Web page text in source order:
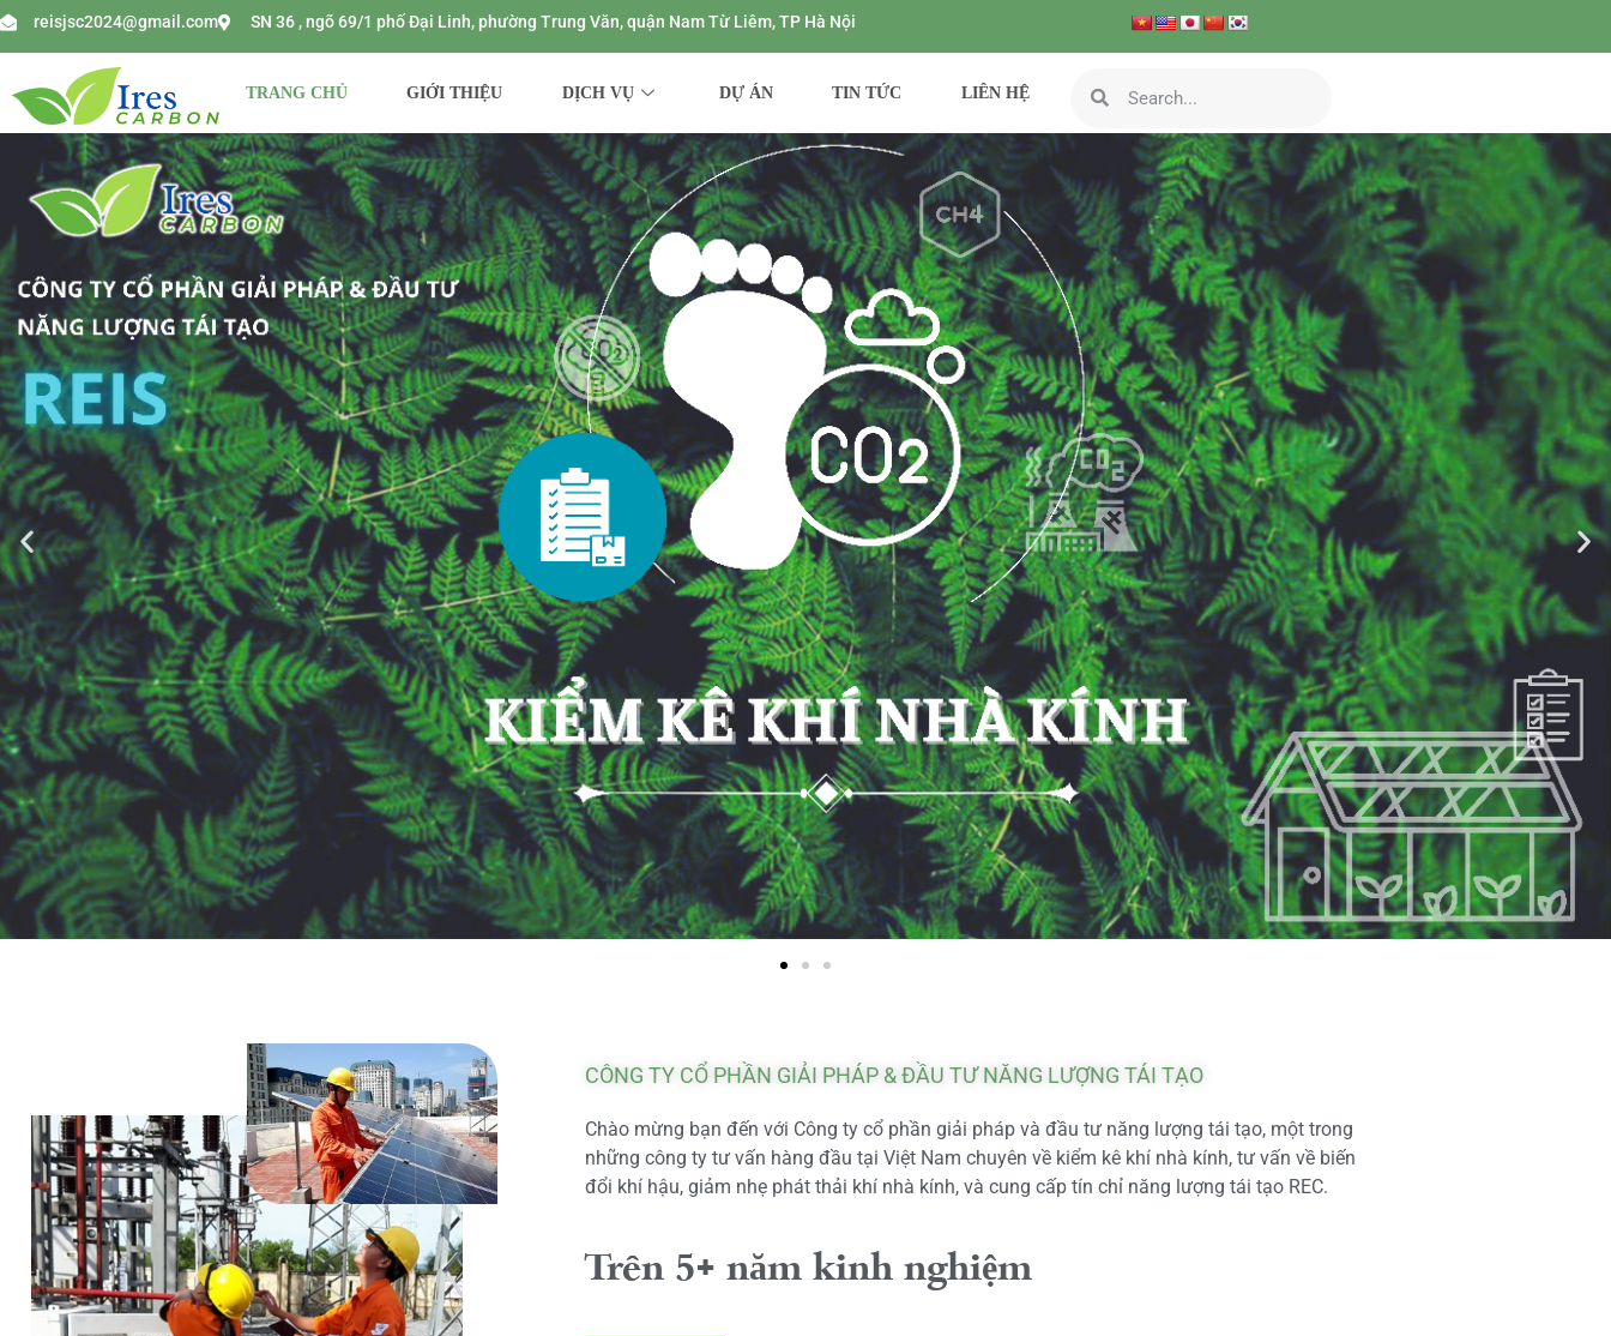
reisjsc2024@gmail.com SN 36 , ngõ 69/1 phố Đại Linh, phường Trung Văn, quận Nam Từ Liêm, TP Hà Nội
TRANG CHỦ GIỚI THIỆU DỊCH VỤ DỰ ÁN TIN TỨC LIÊN HỆ
CÔNG TY CỔ PHẦN GIẢI PHÁP & ĐẦU TƯ NĂNG LƯỢNG TÁI TẠO
Chào mừng bạn đến với Công ty cổ phần giải pháp và đầu tư năng lượng tái tạo, một trong
những công ty tư vấn hàng đầu tại Việt Nam chuyên về kiểm kê khí nhà kính, tư vấn về biến
đổi khí hậu, giảm nhẹ phát thải khí nhà kính, và cung cấp tín chỉ năng lượng tái tạo REC.
Trên 5+ năm kinh nghiệm